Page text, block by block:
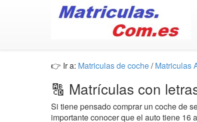
👉 Ir a: Matriculas de coche/Matriculas
🔠 Matrículas con
Si tiene pensado comprar un coche de
importante conocer que el auto tiene